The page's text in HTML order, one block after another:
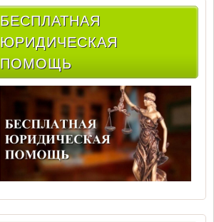
БЕСПЛАТНАЯ
ЮРИДИЧЕСКАЯ
ПОМОЩЬ